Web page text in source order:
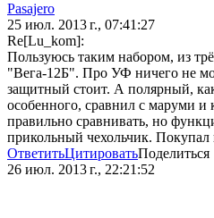
Pasajero
25 июл. 2013 г., 07:41:27
Re[Lu_kom]:
Пользуюсь таким набором, из
"Вега-12Б". Про УФ ничего не
защитный стоит. А полярный,
особенного, сравнил с маруми
правильно сравнивать, но
прикольный чехольчик.
ОтветитьЦитироватьПоделиться
26 июл. 2013 г., 22:21:52